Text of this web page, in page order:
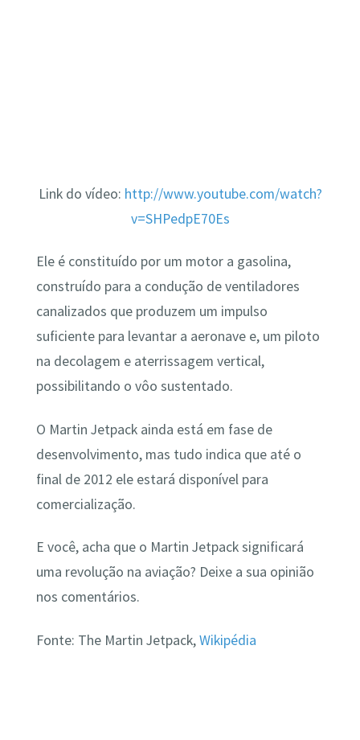
Link do vídeo: http://www.youtube.com/watch?
v=SHPedpE70Es
Ele é constituído por um motor a gasolina,
construído para a condução de ventiladores
canalizados que produzem um impulso
suficiente para levantar a aeronave e, um piloto
na decolagem e aterrissagem vertical,
possibilitando o vôo sustentado.
O Martin Jetpack ainda está em fase de
desenvolvimento, mas tudo indica que até o
final de 2012 ele estará disponível para
comercialização.
E você, acha que o Martin Jetpack significará
uma revolução na aviação? Deixe a sua opinião
nos comentários.
Fonte: The Martin Jetpack,Wikipédia